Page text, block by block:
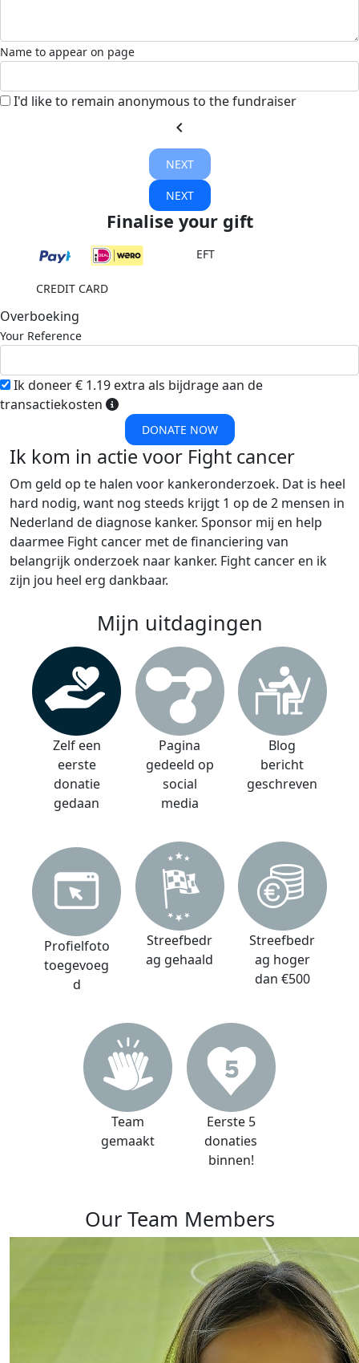
Name to appear on page
I'd like to remain anonymous to the fundraiser
chevron_left
NEXT
NEXT
Finalise your gift
EFT
CREDIT CARD
Overboeking
Your Reference
Ik doneer € 1.19 extra als bijdrage aan de
transactiekosten
DONATE NOW
Ik kom in actie voor Fight cancer
Om geld op te halen voor kankeronderzoek. Dat is heel
hard nodig, want nog steeds krijgt 1 op de 2 mensen in
Nederland de diagnose kanker. Sponsor mij en help
daarmee Fight cancer met de financiering van
belangrijk onderzoek naar kanker. Fight cancer en ik
zijn jou heel erg dankbaar.
Mijn uitdagingen
Zelf een
eerste
donatie
gedaan
Pagina
gedeeld op
social
media
Blog
bericht
geschreven
Profielfoto
toegevoeg
d
Streefbedr
ag gehaald
Streefbedr
ag hoger
dan €500
Team
gemaakt
Eerste 5
donaties
binnen!
Our Team Members